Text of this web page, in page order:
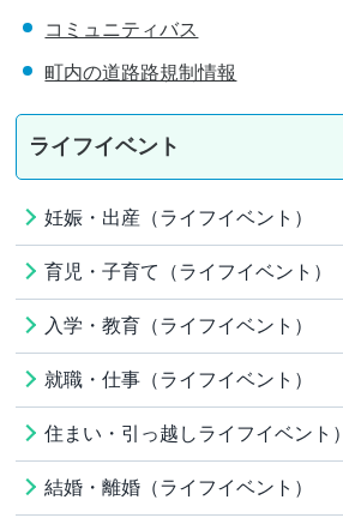
コミュニティバス
町内の道路路規制情報
ライフイベント
妊娠・出産（ライフイベント）
育児・子育て（ライフイベント）
入学・教育（ライフイベント）
就職・仕事（ライフイベント）
住まい・引っ越しライフイベント）
結婚・離婚（ライフイベント）